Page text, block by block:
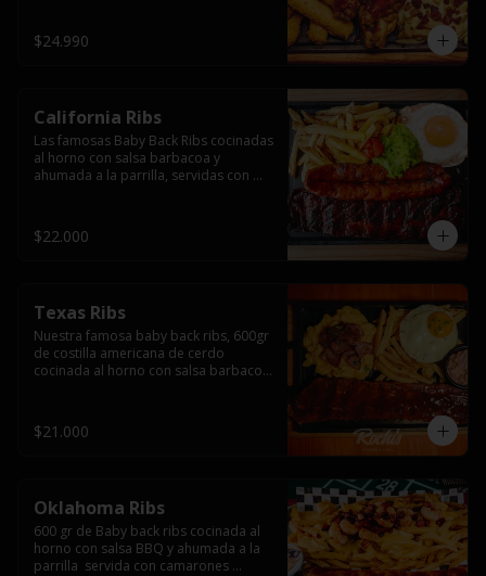
$24.990
California Ribs
Las famosas Baby Back Ribs cocinadas
al horno con salsa barbacoa y
ahumada a la parrilla, servidas con
$22.000
Texas Ribs
Nuestra famosa baby back ribs, 600gr
de costilla americana de cerdo
cocinada al horno con salsa barbacoa
tocino ahumado laminado, papas
fritas  y un huevo frito.
$21.000
Oklahoma Ribs
600 gr de Baby back ribs cocinada al
horno con salsa BBQ y ahumada a la
parrilla  servida con camarones